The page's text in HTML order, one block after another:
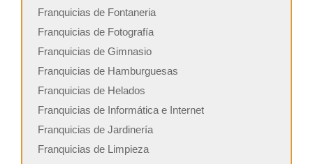
Franquicias de Fontaneria
Franquicias de Fotografía
Franquicias de Gimnasio
Franquicias de Hamburguesas
Franquicias de Helados
Franquicias de Informática e Internet
Franquicias de Jardinería
Franquicias de Limpieza